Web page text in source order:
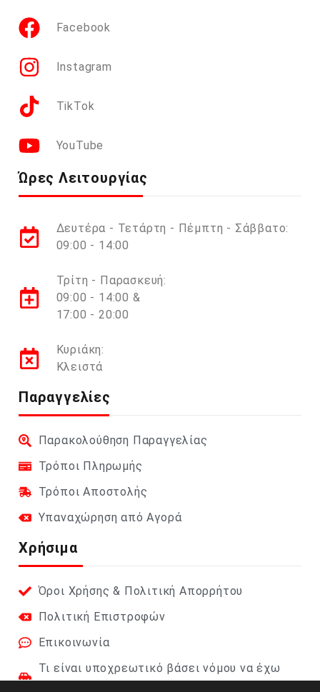
Facebook
Instagram
TikTok
YouTube
Ώρες Λειτουργίας
Δευτέρα - Τετάρτη - Πέμπτη - Σάββατο:
09:00 - 14:00
Τρίτη - Παρασκευή:
09:00 - 14:00 &
17:00 - 20:00
Κυριάκη:
Κλειστά
Παραγγελίες
Παρακολούθηση Παραγγελίας
Τρόποι Πληρωμής
Τρόποι Αποστολής
Υπαναχώρηση από Αγορά
Χρήσιμα
Όροι Χρήσης & Πολιτική Απορρήτου
Πολιτική Επιστροφών
Επικοινωνία
Τι είναι υποχρεωτικό βάσει νόμου να έχω